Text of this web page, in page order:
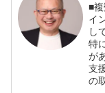
■
イ
し
特
が
支
の